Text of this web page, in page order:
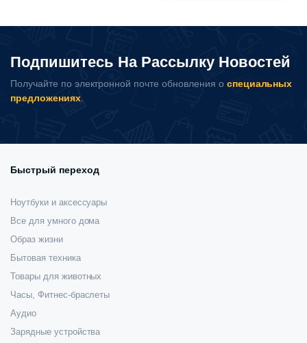
странице
товара.
количество
Подпишитесь На Рассылку Новостей
Получайте по электронной почте обновления о специальных
предложениях.
Быстрый переход
Ноутбуки и аксессуары
Все для умного дома
Образ жизни
Бытовая техника
Товары для животных
Часы, Фитнес-браслеты
Аудио
Зарядные устройства